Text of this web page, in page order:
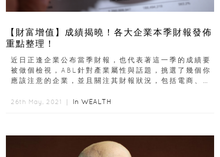
【財富增值】成績揭曉！各大企業本季財報發佈
重點整理！
近日正逢企業公布當季財報，也代表著這一季的成績要
被做個檢視，ABL針對產業屬性與話題，挑選了幾個你
應該注意的企業，並且關注其財報狀況，包括電商、科
26th May, 2021 ｜ In WEALTH